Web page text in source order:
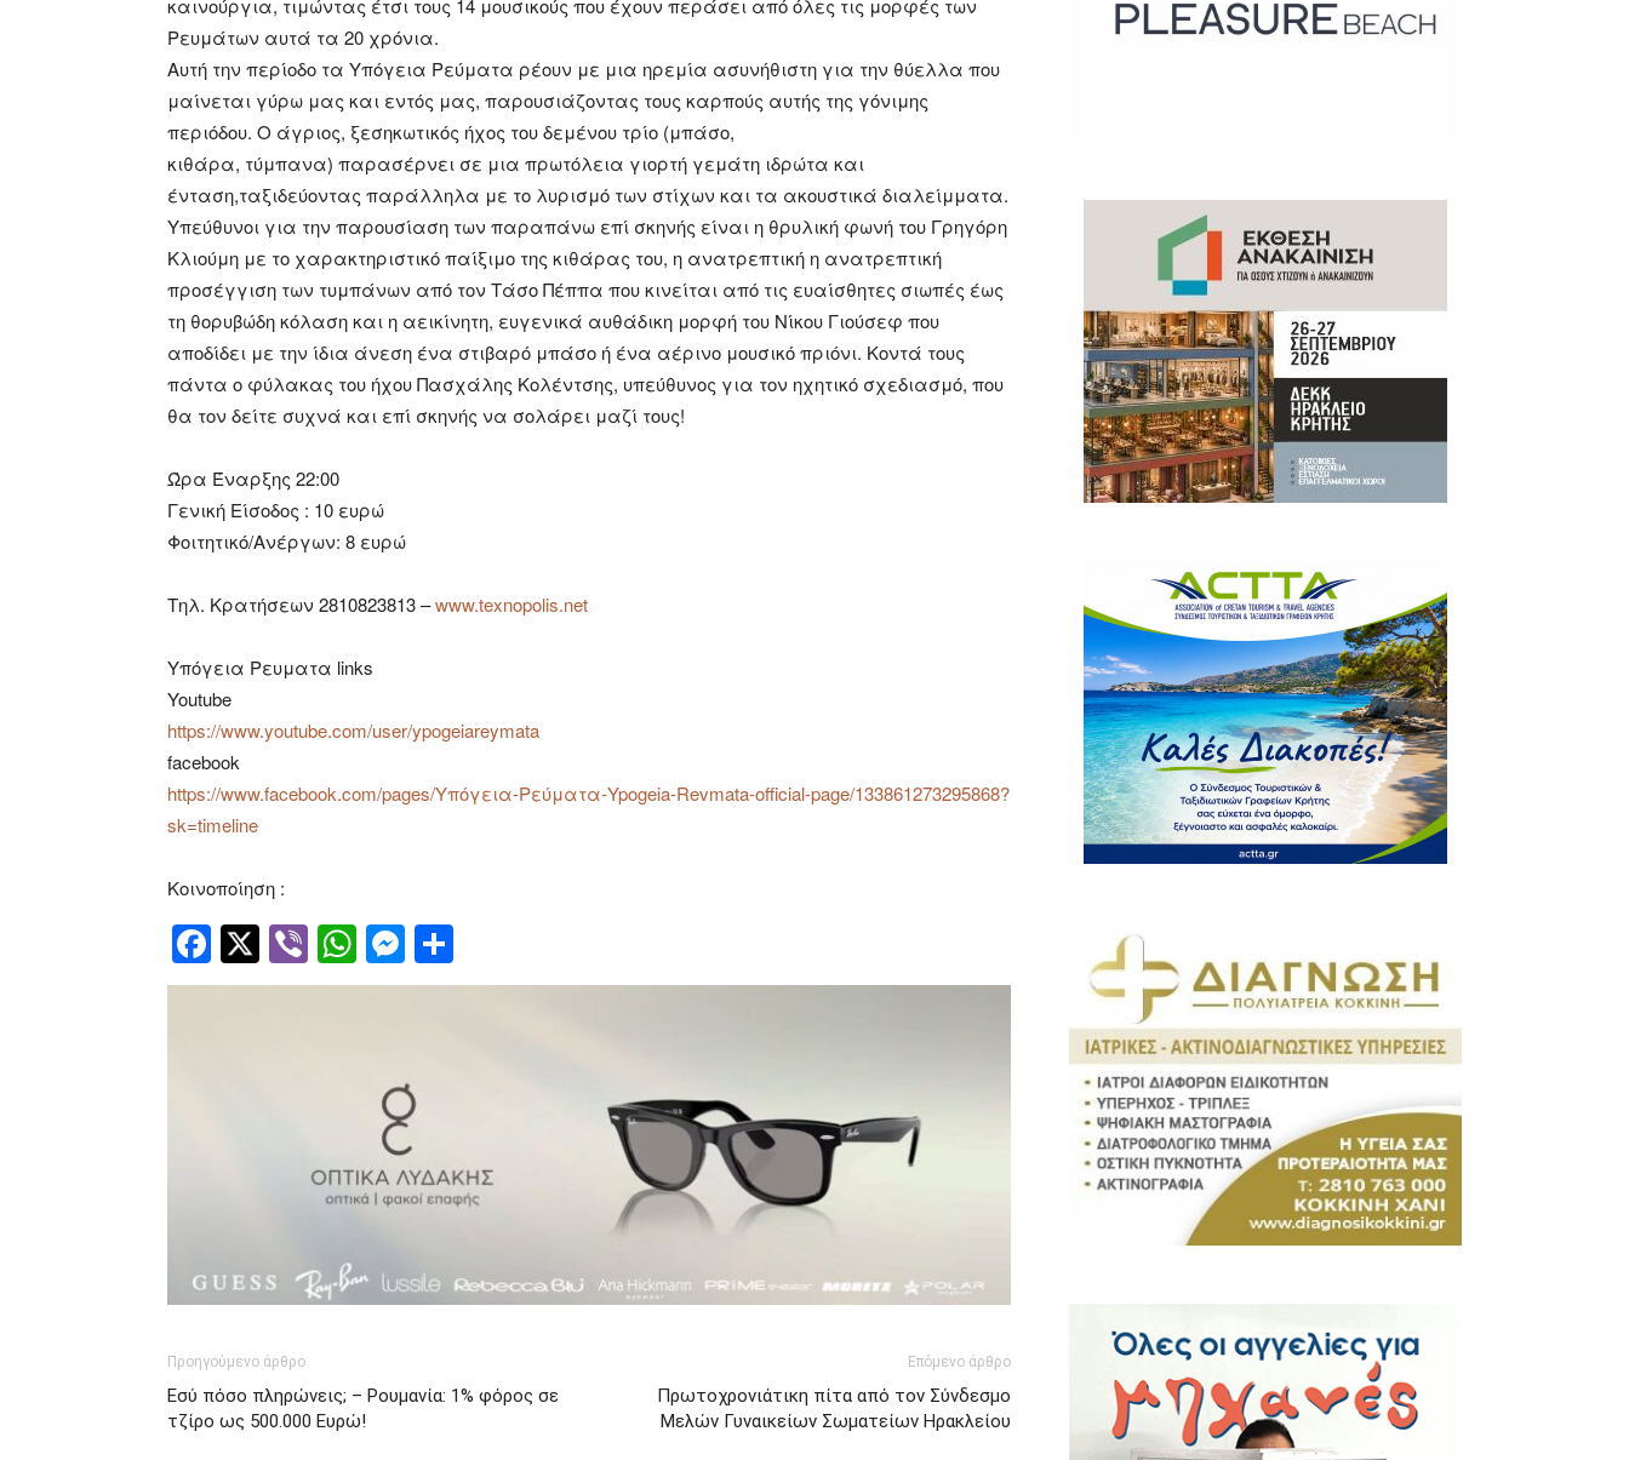
καινούργια, τιμώντας έτσι τους 14 μουσικούς που έχουν περάσει από όλες τις μορφές των
Ρευμάτων αυτά τα 20 χρόνια.
Αυτή την περίοδο τα Υπόγεια Ρεύματα ρέουν με μια ηρεμία ασυνήθιστη για την θύελλα που
μαίνεται γύρω μας και εντός μας, παρουσιάζοντας τους καρπούς αυτής της γόνιμης
περιόδου. Ο άγριος, ξεσηκωτικός ήχος του δεμένου τρίο (μπάσο,
κιθάρα, τύμπανα) παρασέρνει σε μια πρωτόλεια γιορτή γεμάτη ιδρώτα και
ένταση,ταξιδεύοντας παράλληλα με το λυρισμό των στίχων και τα ακουστικά διαλείμματα.
Υπεύθυνοι για την παρουσίαση των παραπάνω επί σκηνής είναι η θρυλική φωνή του Γρηγόρη
Κλιούμη με το χαρακτηριστικό παίξιμο της κιθάρας του, η ανατρεπτική η ανατρεπτική
προσέγγιση των τυμπάνων από τον Τάσο Πέππα που κινείται από τις ευαίσθητες σιωπές έως
τη θορυβώδη κόλαση και η αεικίνητη, ευγενικά αυθάδικη μορφή του Νίκου Γιούσεφ που
αποδίδει με την ίδια άνεση ένα στιβαρό μπάσο ή ένα αέρινο μουσικό πριόνι. Κοντά τους
πάντα ο φύλακας του ήχου Πασχάλης Κολέντσης, υπεύθυνος για τον ηχητικό σχεδιασμό, που
θα τον δείτε συχνά και επί σκηνής να σολάρει μαζί τους!
Ώρα Έναρξης 22:00
Γενική Είσοδος : 10 ευρώ
Φοιτητικό/Ανέργων: 8 ευρώ
Τηλ. Κρατήσεων 2810823813 –www.texnopolis.net
Υπόγεια Ρευματα links
Youtube
https://www.youtube.com/user/ypogeiareymata
facebook
https://www.facebook.com/pages/Υπόγεια-Ρεύματα-Ypogeia-Revmata-official-page/133861273295868?
sk=timeline
Κοινοποίηση :
Facebook
Twitter
ViberWhatsApp
Messenger
Προηγούμενο άρθρο
Εσύ πόσο πληρώνεις; – Ρουμανία: 1% φόρος σε
τζίρο ως 500.000 Ευρώ!
Επόμενο άρθρο
Πρωτοχρονιάτικη πίτα από τον Σύνδεσμο
Μελών Γυναικείων Σωματείων Ηρακλείου